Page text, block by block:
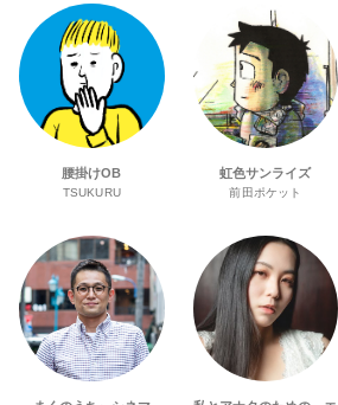
腰掛けOB
TSUKURU
虹色サンライズ
前田ポケット